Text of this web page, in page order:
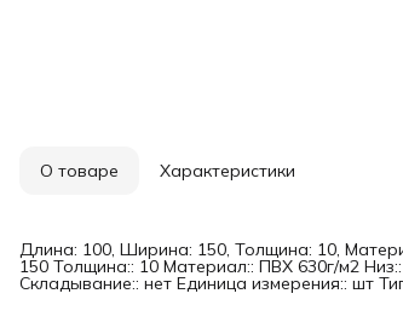
О товаре Характеристики
Длина: 100, Ширина: 150, Толщина: 10,
150 Толщина:: 10 Материал:: ПВХ 630г/м2
Складывание:: нет Единица измерения:: шт